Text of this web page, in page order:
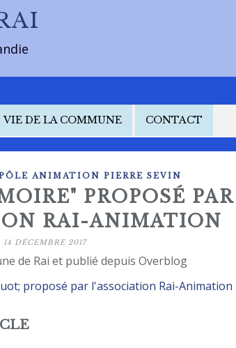
VIE DE LA COMMUNE CONTACT
ANIMATION PIERRE SEVIN
PROPOSÉ PAR
RAI-ANIMATION
14 DÉCEMBRE 2017
de Rai et publié depuis Overblog